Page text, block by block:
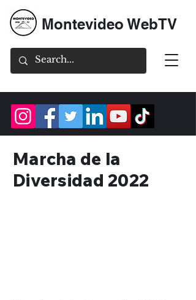
Montevideo WebTV
Marcha de la
Diversidad 2022